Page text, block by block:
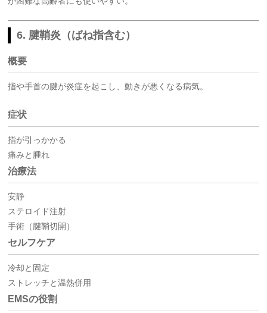
6. 腱鞘炎（ばね指含む）
概要
指や手首の腱が炎症を起こし、動きが悪くなる病気。
症状
指が引っかかる
痛みと腫れ
治療法
安静
ステロイド注射
手術（腱鞘切開）
セルフケア
冷却と固定
ストレッチと温熱併用
EMSの役割